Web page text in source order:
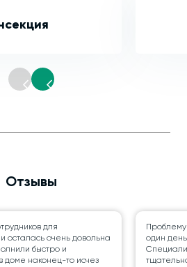
Отзывы
для
осталась очень довольна
быстро и
доме наконец-то исчез
один